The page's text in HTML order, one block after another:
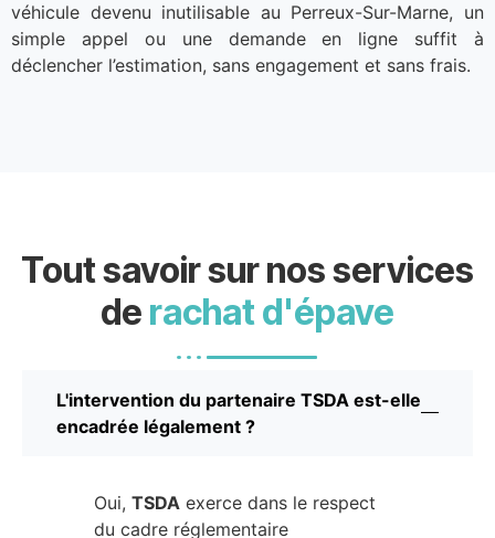
véhicule devenu inutilisable au Perreux-Sur-Marne, un
simple appel ou une demande en ligne suffit à
déclencher l’estimation, sans engagement et sans frais.
Tout savoir sur nos services
de rachat d'épave
L'intervention du partenaire TSDA est-elle
encadrée légalement ?
Oui, TSDA exerce dans le respect
du cadre réglementaire